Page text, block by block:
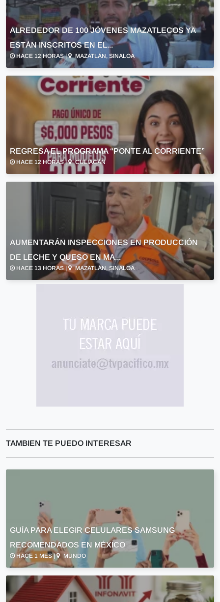
ALREDEDOR DE 100 JÓVENES MAZATLECOS YA
ESTÁN INSCRITOS EN EL...
HACE 12 HORAS | MAZATLÁN, SINALOA
REGRESA EL PROGRAMA “PONTE AL CORRIENTE”
HACE 12 HORAS | CULIACÁN
AUMENTARÁN INSPECCIONES EN PRODUCCIÓN
DE LECHE Y QUESO EN MA...
HACE 13 HORAS | MAZATLÁN, SINALOA
TAMBIEN TE PUEDO INTERESAR
GUÍA PARA ELEGIR CELULARES SAMSUNG
RECOMENDADOS EN MÉXICO
HACE 1 MES | MUNDO